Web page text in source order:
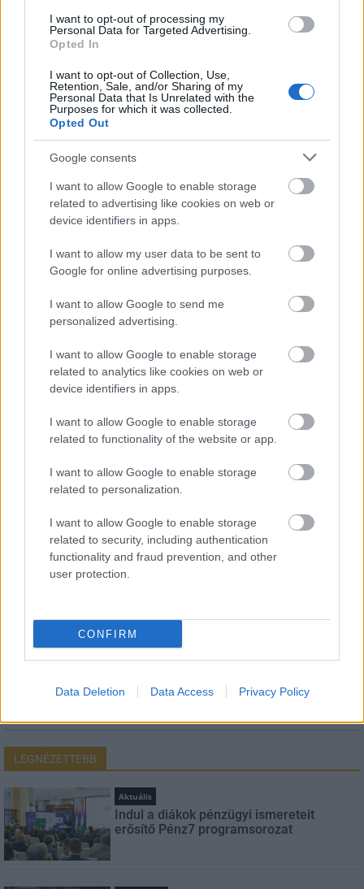
I want to opt-out of processing my
Personal Data for Targeted Advertising.
Opted In
I want to opt-out of Collection, Use,
Retention, Sale, and/or Sharing of my
Personal Data that Is Unrelated with the
Purposes for which it was collected.
Opted Out
Google consents
I want to allow Google to enable storage
related to advertising like cookies on web or
device identifiers in apps.
I want to allow my user data to be sent to
Google for online advertising purposes.
I want to allow Google to send me
personalized advertising.
I want to allow Google to enable storage
related to analytics like cookies on web or
device identifiers in apps.
I want to allow Google to enable storage
related to functionality of the website or app.
I want to allow Google to enable storage
related to personalization.
I want to allow Google to enable storage
related to security, including authentication
functionality and fraud prevention, and other
user protection.
CONFIRM
Data Deletion Data Access Privacy Policy
Tizenegy meglévő csomópontot korszerűsít és négy új,
különszintű csomópontot hoz létre az MKIF az M1-es
bővítésénél.
Új gyalogosátkelők és jelzőlámpás
csomópont épül Angyalföldön
Másfélszeresére bővítik
Hódmezővásárhely jó hírű református
iskoláját
Látványos építési szakasz indult be a
Paks II.: Mit jelent az 5. blokk új
mérföldköve a felülvizsgálat
árnyékában?
HÍRLEVÉL
Feliratkozom a hírlevélre és elfogadom az
szabályzatot!
FELIRATKOZÁS
LEGNÉZETTEBB
Aktuális
Indul a diákok pénzügyi ismereteit
erősítő Pénz7 programsorozat